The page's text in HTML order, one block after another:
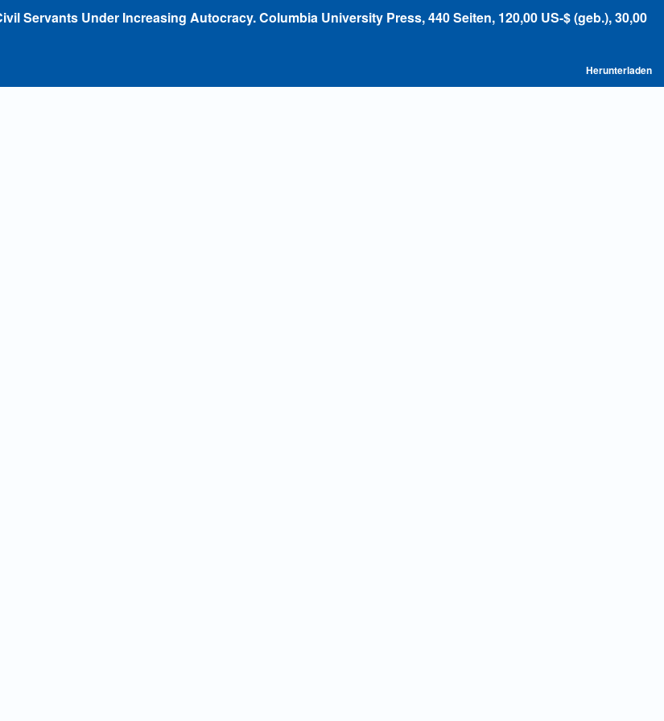
Servants Under Increasing Autocracy. Columbia University Press, 440 Seiten, 120,00 US-$ (geb.), 30,00
Herunterladen